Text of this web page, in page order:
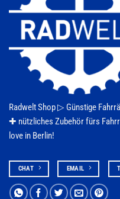
Radwelt Shop ▷ Günstige
✚ nützliches Zubehör fürs
love in Berlin!
CHAT EMAIL